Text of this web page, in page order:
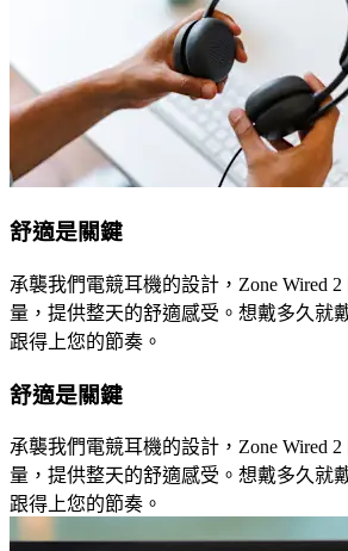
舒適是關鍵
承襲我們電競耳機的設計，Zone Wired
量，提供整天的舒適感受。想戴多久就
跟得上您的節奏。
舒適是關鍵
承襲我們電競耳機的設計，Zone Wired
量，提供整天的舒適感受。想戴多久就
跟得上您的節奏。